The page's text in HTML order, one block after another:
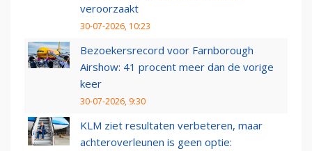
veroorzaakt
30-07-2026, 10:23
Bezoekersrecord voor Farnborough
Airshow: 41 procent meer dan de vorige
keer
30-07-2026, 9:30
KLM ziet resultaten verbeteren, maar
achteroverleunen is geen optie: